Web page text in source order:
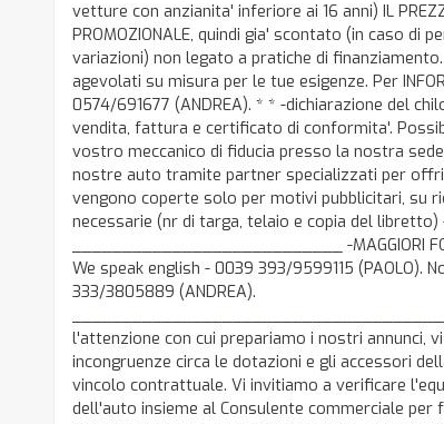
vetture con anzianita' inferiore ai 16 anni) IL
PROMOZIONALE, quindi gia' scontato (in caso di
variazioni) non legato a pratiche di finanziamento.
agevolati su misura per le tue esigenze. Per
0574/691677 (ANDREA). * * -dichiarazione del
vendita, fattura e certificato di conformita'.
vostro meccanico di fiducia presso la nostra
nostre auto tramite partner specializzati per
vengono coperte solo per motivi pubblicitari, su
necessarie (nr di targa, telaio e copia del libretto)
___________________________ -MAGGIORI
We speak english - 0039 393/9599115 (PAOLO).
333/3805889 (ANDREA).
l'attenzione con cui prepariamo i nostri annunci,
incongruenze circa le dotazioni e gli accessori
vincolo contrattuale. Vi invitiamo a verificare
dell'auto insieme al Consulente commerciale per